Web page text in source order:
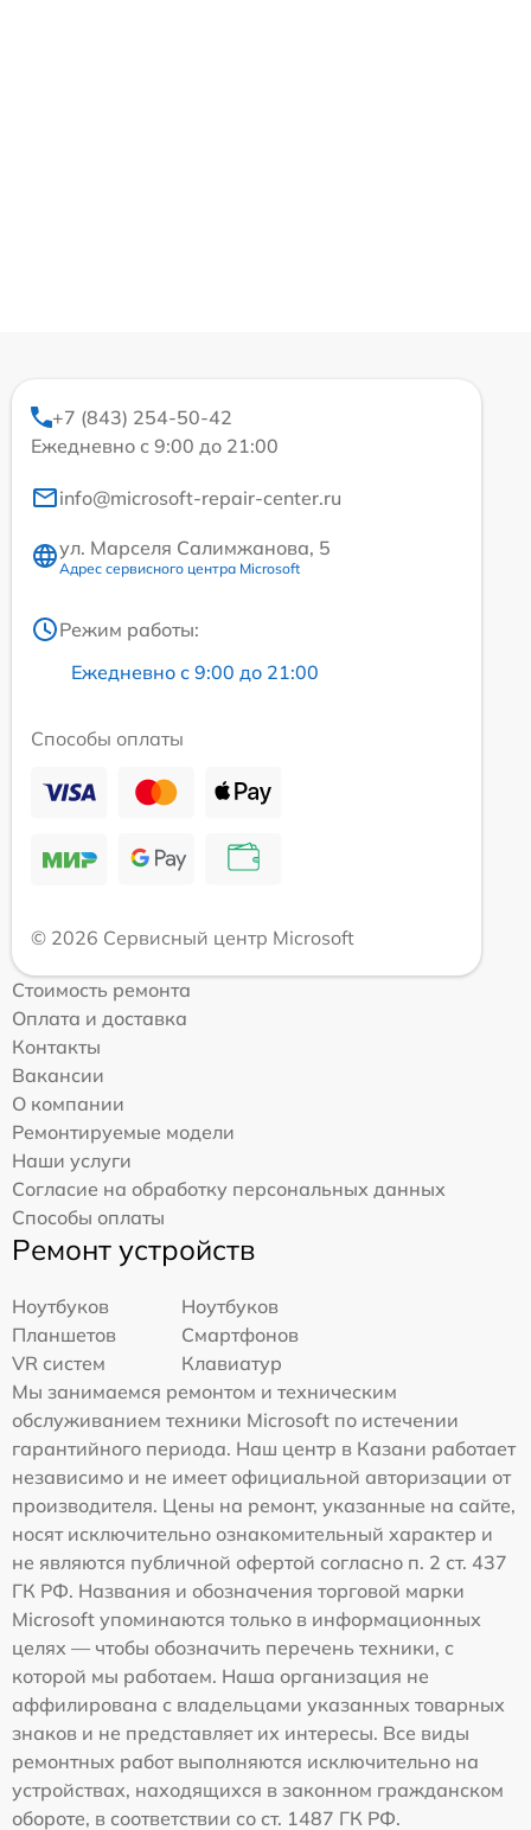
+7 (843) 254-50-42
Ежедневно с 9:00 до 21:00
info@microsoft-repair-center.ru
ул. Марселя Салимжанова, 5
Адрес сервисного центра Microsoft
Режим работы:
Ежедневно с 9:00 до 21:00
Способы оплаты
© 2026 Сервисный центр Microsoft
Стоимость ремонта
Оплата и доставка
Контакты
Вакансии
О компании
Ремонтируемые модели
Наши услуги
Согласие на обработку персональных данных
Способы оплаты
Ремонт устройств
Ноутбуков
Ноутбуков
Планшетов
Смартфонов
VR систем
Клавиатур
Мы занимаемся ремонтом и техническим
обслуживанием техники Microsoft по истечении
гарантийного периода. Наш центр в Казани работает
независимо и не имеет официальной авторизации от
производителя. Цены на ремонт, указанные на сайте,
носят исключительно ознакомительный характер и
не являются публичной офертой согласно п. 2 ст. 437
ГК РФ. Названия и обозначения торговой марки
Microsoft упоминаются только в информационных
целях — чтобы обозначить перечень техники, с
которой мы работаем. Наша организация не
аффилирована с владельцами указанных товарных
знаков и не представляет их интересы. Все виды
ремонтных работ выполняются исключительно на
устройствах, находящихся в законном гражданском
обороте, в соответствии со ст. 1487 ГК РФ.